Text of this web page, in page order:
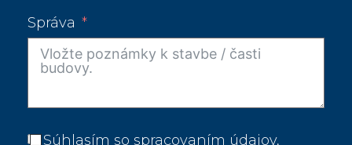
Správa
Súhlasím so spracovaním údajov,